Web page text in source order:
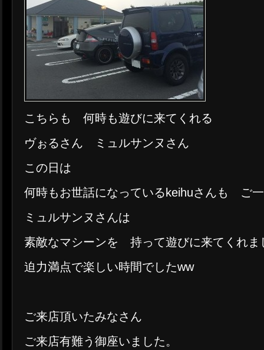
こちらも 何時も遊びに来てくれる
ヴぉるさん ミュルサンヌさん
この日は
何時もお世話になっているkeihuさんも ご
ミュルサンヌさんは
素敵なマシーンを 持って遊びに来てくれま
迫力満点で楽しい時間でしたww
ご来店頂いたみなさん
ご来店有難う御座いました。